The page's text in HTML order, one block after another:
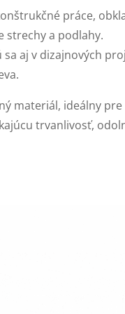
práce,
strechy a podlahy.
sa aj v dizajnových
materiál, ideálny
trvanlivosť,